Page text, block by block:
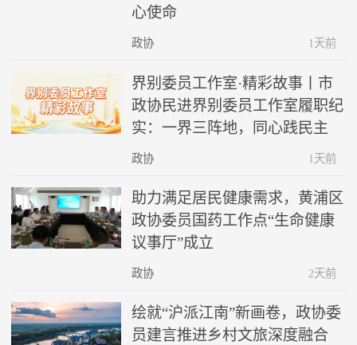
心使命
政协 1天前
界别委员工作室·精彩故事丨市
政协民进界别委员工作室履职纪
实：一界三阵地，同心践民主
政协 1天前
助力满足居民健康需求，黄浦区
政协委员国药工作点“生命健康
议事厅”成立
政协 2天前
绘就“沪派江南”新画卷，政协委
员建言推进乡村文旅深度融合